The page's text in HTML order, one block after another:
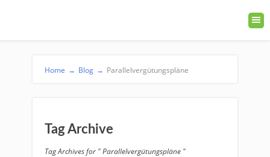
Home → Blog → Parallelvergütungspläne
Tag Archive
Tag Archives for " Parallelvergütungspläne "